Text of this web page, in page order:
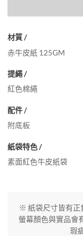
材質 /
赤牛皮紙 125GM
提繩 /
紅色棉繩
配件 /
附底板
紙袋特色 /
素面紅色牛皮紙袋
※ 紙袋尺寸皆有正
螢幕顏色與實品會
瑕